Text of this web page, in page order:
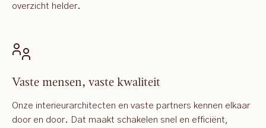
overzicht helder.
Vaste mensen, vaste kwaliteit
Onze interieurarchitecten en vaste partners kennen elkaar
door en door. Dat maakt schakelen snel en efficiënt,